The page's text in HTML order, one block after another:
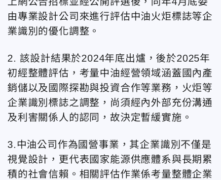
由專業設計公司來進行評估中油火炬標誌等企
業識別的優化調整。
2. 該設計結果於2024年底出爐，後於2025年
初經整體評估，考量中油經營領域涵蓋國內產
銷儲以及國際探勘與投資合作等業務，火炬等
企業識別標誌之調整，尚須經內外部充份溝通
及利害關係人的認同，故決定暫緩實施。
3.中油公司作為國營事業，其企業識別不僅是
視覺設計，更代表國家能源供應體系與長期累
積的社會信賴。相關評估作業係考量整體企業